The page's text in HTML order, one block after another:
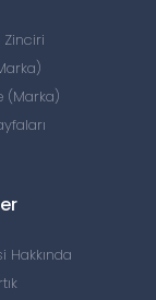
(Marka)
Hakkında